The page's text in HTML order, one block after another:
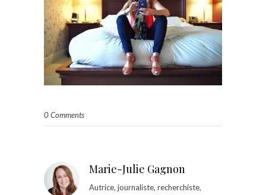
0 Comments
Marie-Julie Gagnon
Autrice, journaliste, recherchiste,